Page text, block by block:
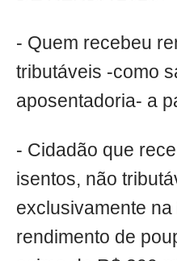
- Quem recebeu
tributáveis -como
aposentadoria- a
- Cidadão que
isentos, não
exclusivamente
rendimento de